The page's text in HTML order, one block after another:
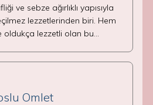
ve sebze ağırlıklı yapısıyla
lezzetlerinden biri. Hem
oldukça lezzetli olan bu…
Omlet